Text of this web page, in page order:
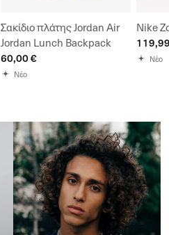
Σακίδιο πλάτης Jordan Air
Jordan Lunch Backpack
60,00 €
Νέο
Nike
Νέο